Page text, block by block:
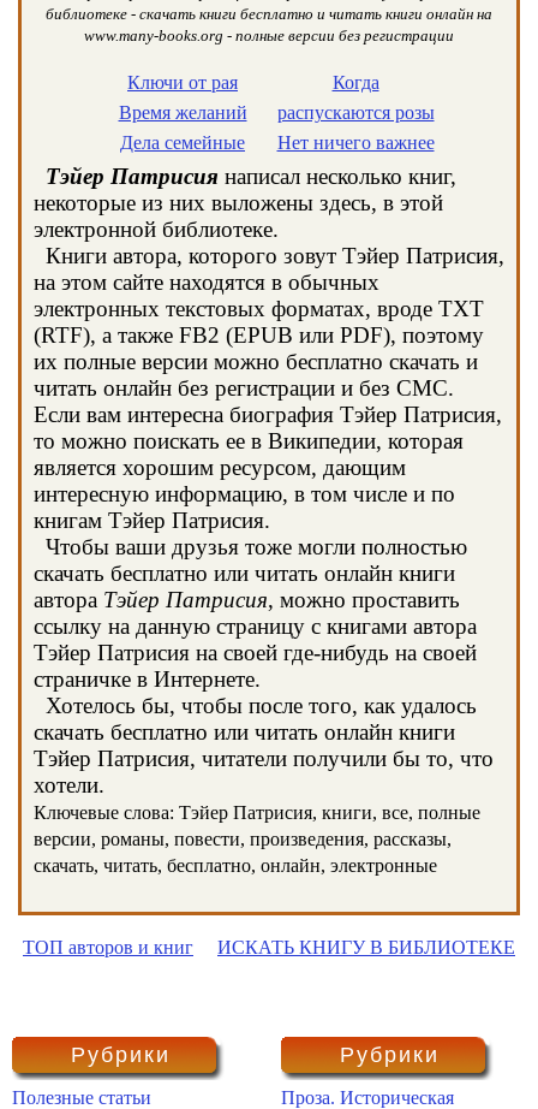
библиотеке - скачать книги бесплатно и читать книги онлайн на
www.many-books.org - полные версии без регистрации
Ключи от рая
Время желаний
Дела семейные
Когда
распускаются розы
Нет ничего важнее
Тэйер Патрисия написал несколько книг,
некоторые из них выложены здесь, в этой
электронной библиотеке.
Книги автора, которого зовут Тэйер Патрисия,
на этом сайте находятся в обычных
электронных текстовых форматах, вроде TXT
(RTF), а также FB2 (EPUB или PDF), поэтому
их полные версии можно бесплатно скачать и
читать онлайн без регистрации и без СМС.
Если вам интересна биография Тэйер Патрисия,
то можно поискать ее в Википедии, которая
является хорошим ресурсом, дающим
интересную информацию, в том числе и по
книгам Тэйер Патрисия.
Чтобы ваши друзья тоже могли полностью
скачать бесплатно или читать онлайн книги
автора Тэйер Патрисия, можно проставить
ссылку на данную страницу с книгами автора
Тэйер Патрисия на своей где-нибудь на своей
страничке в Интернете.
Хотелось бы, чтобы после того, как удалось
скачать бесплатно или читать онлайн книги
Тэйер Патрисия, читатели получили бы то, что
хотели.
Ключевые слова: Тэйер Патрисия, книги, все, полные
версии, романы, повести, произведения, рассказы,
скачать, читать, бесплатно, онлайн, электронные
ТОП авторов и книг ИСКАТЬ КНИГУ В БИБЛИОТЕКЕ
Рубрики
Полезные статьи
Рубрики
Проза. Историческая